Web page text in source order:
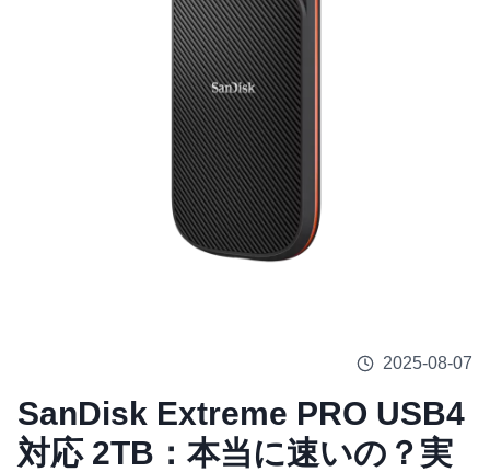
2025-08-07
SanDisk Extreme PRO USB4
対応 2TB：本当に速いの？実